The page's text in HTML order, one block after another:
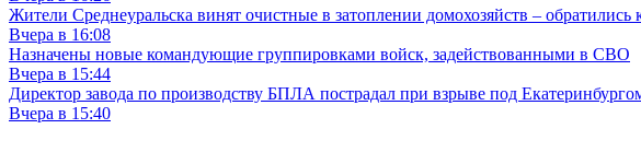
Жители Среднеуральска винят очистные в затоплении домохозяйств – обратились
Вчера в 16:08
Назначены новые командующие группировками войск, задействованными в СВО
Вчера в 15:44
Директор завода по производству БПЛА пострадал при взрыве под
Вчера в 15:40